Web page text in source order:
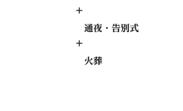
+
+
通夜・告別式
火葬